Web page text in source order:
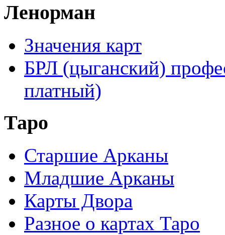
Ленорман
Значения карт
БРЛ (цыганский)
платный)
Таро
Старшие Арканы
Младшие Арканы
Карты Двора
Разное о картах Таро